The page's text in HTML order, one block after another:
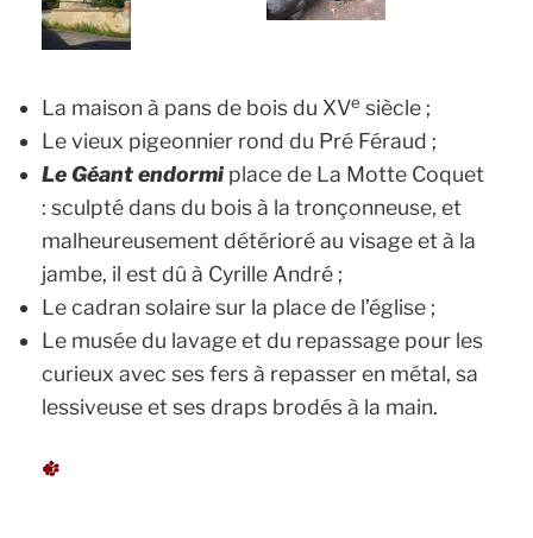
La maison à pans de bois du XVe siècle ;
Le vieux pigeonnier rond du Pré Féraud ;
Le Géant endormi place de La Motte Coquet
: sculpté dans du bois à la tronçonneuse, et
malheureusement détérioré au visage et à la
jambe, il est dû à Cyrille André ;
Le cadran solaire sur la place de l’église ;
Le musée du lavage et du repassage pour les
curieux avec ses fers à repasser en métal, sa
lessiveuse et ses draps brodés à la main.